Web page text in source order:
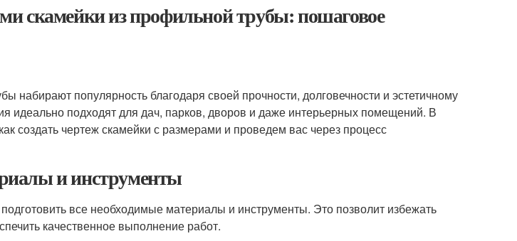
скамейки из профильной трубы: пошаговое
набирают популярность благодаря своей прочности, долговечности и эстетичному
идеально подходят для дач, парков, дворов и даже интерьерных помещений. В
создать чертеж скамейки с размерами и проведем вас через процесс
и инструменты
все необходимые материалы и инструменты. Это позволит избежать
качественное выполнение работ.